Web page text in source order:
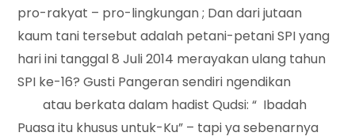
pro-rakyat – pro-lingkungan ; Dan dari jutaan
kaum tani tersebut adalah petani-petani SPI yang
hari ini tanggal 8 Juli 2014 merayakan ulang tahun
SPI ke-16? Gusti Pangeran sendiri ngendikan
atau berkata dalam hadist Qudsi: “ Ibadah
Puasa itu khusus untuk-Ku” – tapi ya sebenarnya